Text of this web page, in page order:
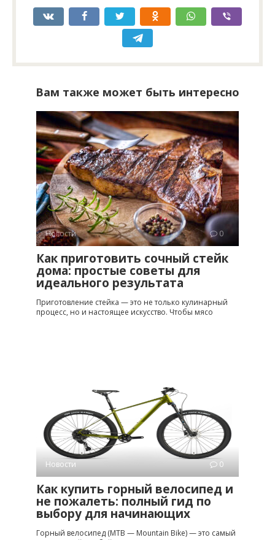
Вам также может быть интересно
Новости 0
Как приготовить сочный стейк
дома: простые советы для
идеального результата
Приготовление стейка — это не только кулинарный
процесс, но и настоящее искусство. Чтобы мясо
Новости 0
Как купить горный велосипед и
не пожалеть: полный гид по
выбору для начинающих
Горный велосипед (MTB — Mountain Bike) — это самый